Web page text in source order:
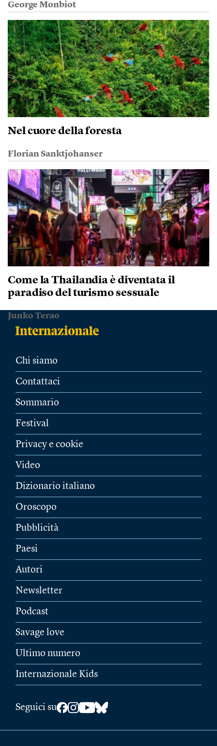
George Monbiot
Nel cuore della foresta
Florian Sanktjohanser
Come la Thailandia è diventata il
paradiso del turismo sessuale
Junko Terao
Chi siamo
Contattaci
Sommario
Festival
Privacy e cookie
Video
Dizionario italiano
Oroscopo
Pubblicità
Paesi
Autori
Newsletter
Podcast
Savage love
Ultimo numero
Internazionale Kids
Seguici su